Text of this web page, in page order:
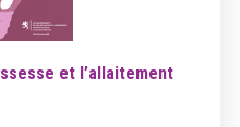
et l’allaitement